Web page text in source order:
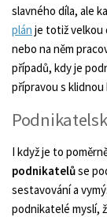
slavného díla, ale
plán je totiž velkou
nebo na něm
případů, kdy je
přípravou s
I když je to
podnikatelůse
sestavování a
podnikatelé myslí,